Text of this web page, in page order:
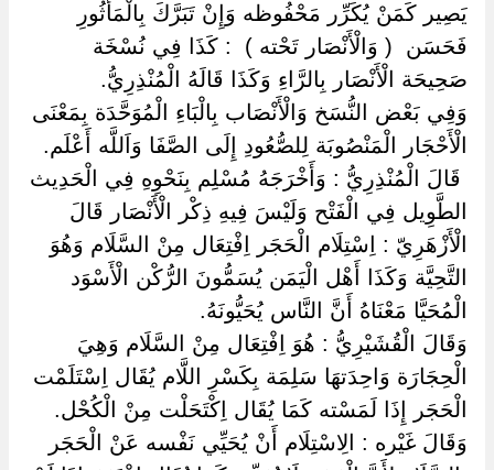
يَصِير كَمَنْ يُكَرِّر مَحْفُوظه وَإِنْ تَبَرَّكَ بِالْمَأْثُورِ
فَحَسَن ‏ ‏( وَالْأَنْصَار تَحْته ) ‏ ‏: كَذَا فِي نُسْخَة
صَحِيحَة الْأَنْصَار بِالرَّاءِ وَكَذَا قَالَهُ الْمُنْذِرِيُّ.
وَفِي بَعْض النُّسَخ وَالْأَنْصَاب بِالْبَاءِ الْمُوَحَّدَة بِمَعْنَى
الْأَحْجَار الْمَنْصُوبَة لِلصُّعُودِ إِلَى الصَّفَا وَاَللَّه أَعْلَم.
‏ ‏قَالَ الْمُنْذِرِيُّ : وَأَخْرَجَهُ مُسْلِم بِنَحْوِهِ فِي الْحَدِيث
الطَّوِيل فِي الْفَتْح وَلَيْسَ فِيهِ ذِكْر الْأَنْصَار قَالَ
الْأَزْهَرِيّ : اِسْتِلَام الْحَجَر اِفْتِعَال مِنْ السَّلَام وَهُوَ
التَّحِيَّة وَكَذَا أَهْل الْيَمَن يُسَمُّونَ الرُّكْن الْأَسْوَد
الْمُحَيَّا مَعْنَاهُ أَنَّ النَّاس يُحَيُّونَهُ.
وَقَالَ الْقُشَيْرِيُّ : هُوَ اِفْتِعَال مِنْ السَّلَام وَهِيَ
الْحِجَارَة وَاحِدَتهَا سَلِمَة بِكَسْرِ اللَّام يُقَال اِسْتَلَمْت
الْحَجَر إِذَا لَمَسْته كَمَا يُقَال اِكْتَحَلْت مِنْ الْكُحْل.
وَقَالَ غَيْره : الِاسْتِلَام أَنْ يُحَيِّي نَفْسه عَنْ الْحَجَر